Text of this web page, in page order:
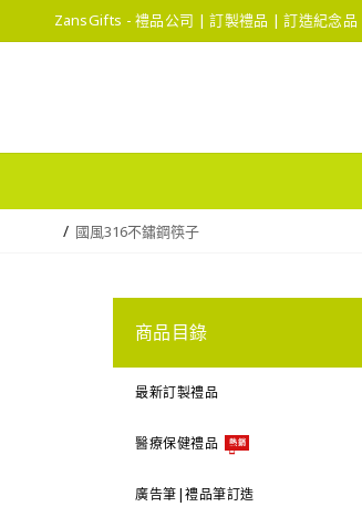
ZansGifts - 禮品公司 | 訂製禮品 | 訂造紀念
國風316不鏽鋼筷子
商品目錄
最新訂製禮品
醫療保健禮品 熱銷
廣告筆|禮品筆訂造